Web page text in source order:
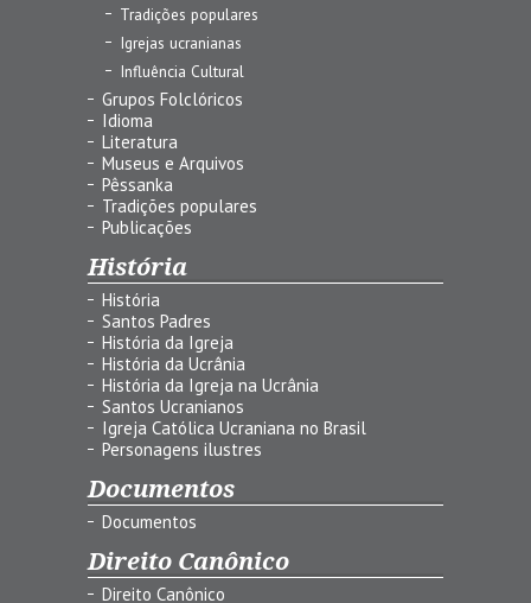
Tradições populares
Igrejas ucranianas
Influência Cultural
Grupos Folclóricos
Idioma
Literatura
Museus e Arquivos
Pêssanka
Tradições populares
Publicações
História
História
Santos Padres
História da Igreja
História da Ucrânia
História da Igreja na Ucrânia
Santos Ucranianos
Igreja Católica Ucraniana no Brasil
Personagens ilustres
Documentos
Documentos
Direito Canônico
Direito Canônico